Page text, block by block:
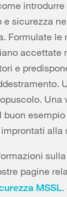
introdurre
sicurezza
Formulate le
accettate
e
buon
alla
pagine
MSSL.